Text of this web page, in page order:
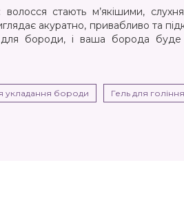
стають м’якішими,
акуратно, привабливо та
для бороди, і ваша борода
укладання бороди Гель для гоління